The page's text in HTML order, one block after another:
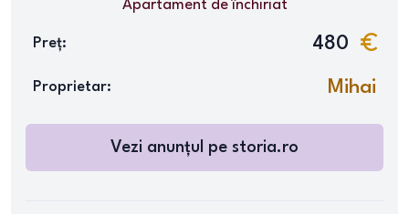
Apartamentde închiriat
Preț: 480
Proprietar: Mihai
Vezi anunțul pe storia.ro